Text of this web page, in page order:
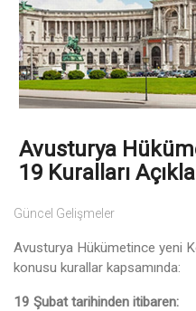
Avusturya
19 Kuralları
Güncel Gelişmeler
Avusturya Hükümetince yeni
konusu kurallar kapsamında:
19 Şubat tarihinden itibaren: